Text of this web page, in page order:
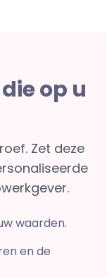
op u
Zet deze
waarden.
en de